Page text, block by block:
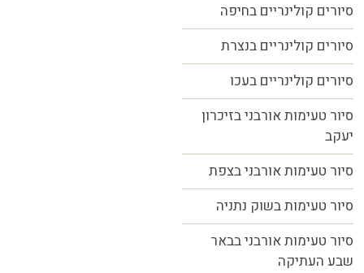
סיורים קולינריים בחיפה
סיורים קולינריים בנצרת
סיורים קולינריים בעכו
סיור טעימות אורבני בזיכרון
יעקב
סיור טעימות אורבני בצפת
סיור טעימות בשוק נתניה
סיור טעימות אורבני בבאר
שבע העתיקה